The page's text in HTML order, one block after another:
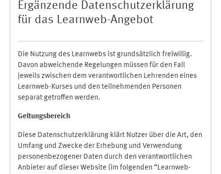
Ergänzende Datenschutzerklärung
für das Learnweb-Angebot
Die Nutzung des Learnwebs ist grundsätzlich freiwillig.
Davon abweichende Regelungen müssen für den Fall
jeweils zwischen dem verantwortlichen Lehrenden eines
Learnweb-Kurses und den teilnehmenden Personen
separat getroffen werden.
Geltungsbereich
Diese Datenschutzerklärung klärt Nutzer über die Art, den
Umfang und Zwecke der Erhebung und Verwendung
personenbezogener Daten durch den verantwortlichen
Anbieter auf dieser Website (im folgenden “Learnweb-